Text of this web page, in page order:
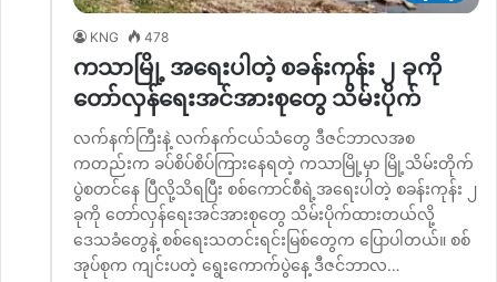
KNG 478
ကသာမြို့ အရေးပါတဲ့ စခန်းကုန်း ၂ ခုကို
တော်လှန်ရေးအင်အားစုတွေ သိမ်းပိုက်
လက်နက်ကြီးနဲ့ လက်နက်ငယ်သံတွေ ဒီဇင်ဘာလအစ
ကတည်းက ခပ်စိပ်စိပ်ကြားနေရတဲ့ ကသာမြို့မှာ မြို့သိမ်းတိုက်
ပွဲစတင်နေ ပြီလို့သိရပြီး စစ်ကောင်စီရဲ့အရေးပါတဲ့ စခန်းကုန်း ၂
ခုကို တော်လှန်ရေးအင်အားစုတွေ သိမ်းပိုက်ထားတယ်လို့
ဒေသခံတွေနဲ့ စစ်ရေးသတင်းရင်းမြစ်တွေက ပြောပါတယ်။ စစ်
အုပ်စုက ကျင်းပတဲ့ ရွေးကောက်ပွဲနေ့ ‌ဒီဇင်ဘာလ…